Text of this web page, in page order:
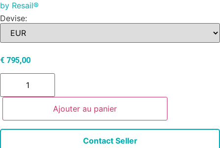
by Resail®
Devise:
€ 795,00
Ajouter au panier
Contact Seller